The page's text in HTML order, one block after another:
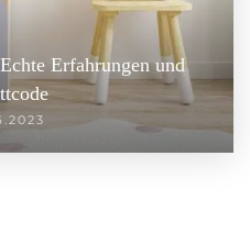
Erfahrungen und